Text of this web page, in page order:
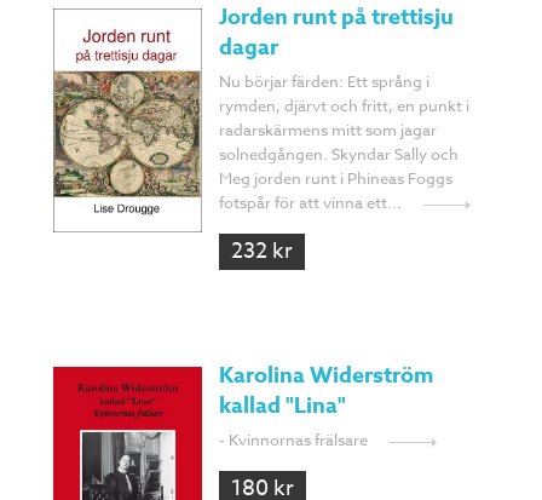
Jorden runt på trettisju
dagar
Nu börjar färden: Ett språng i
rymden, djärvt och fritt, en punkt i
radarskärmens mitt som jagar
solnedgången. Skyndar Sally och
Meg jorden runt i Phineas Foggs
fotspår för att vinna ett...
232 kr
Karolina Widerström
kallad "Lina"
- Kvinnornas frälsare
180 kr